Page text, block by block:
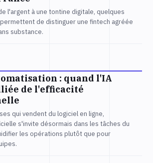
l'argent à une tontine digitale, quelques
de distinguer une fintech agréée
substance.
: quand l'IA
de l'efficacité
qui vendent du logiciel en ligne,
s'invite désormais dans les tâches du
les opérations plutôt que pour